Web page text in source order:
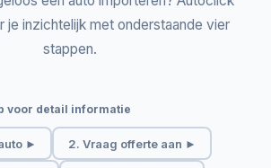
je inzichtelijk met onderstaande vier
stappen.
voor detail informatie
► 2. Vraag offerte aan ►